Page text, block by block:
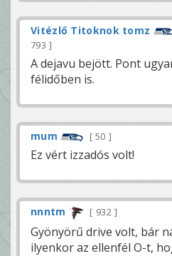
Vitézlő Titoknok tomz
793
A dejavu bejött. Pont
félidőben is.
mum 50
Ez vért izzadós volt!
nnntm 932
Gyönyörű drive volt, bár
ilyenkor az ellenfél O-t,